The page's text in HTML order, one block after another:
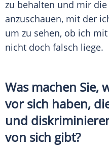
zu behalten und mir
anzuschauen, mit der
um zu sehen, ob ich
nicht doch falsch liege.
Was machen Sie,
vor sich haben,
und
von sich gibt?